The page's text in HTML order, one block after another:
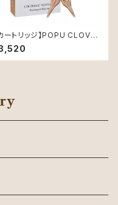
ートリッジ】POPU CLOVER
(0.25mm)